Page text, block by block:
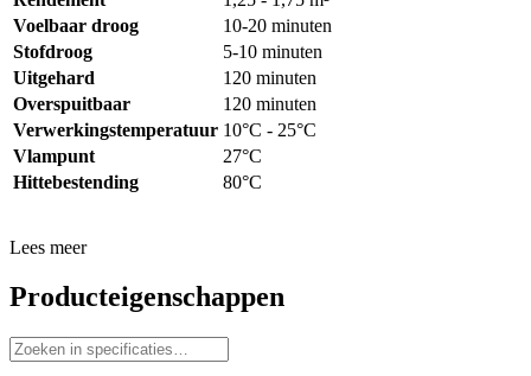
Voelbaar droog
10-20 minuten
Stofdroog
5-10 minuten
Uitgehard
120 minuten
Overspuitbaar
120 minuten
Verwerkingstemperatuur 10°C - 25°C
Vlampunt
27°C
Hittebestending
80°C
Lees meer
Producteigenschappen